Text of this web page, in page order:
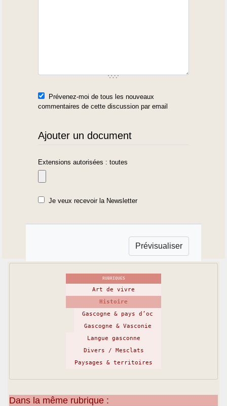
Prévenez-moi de tous les nouveaux
commentaires de cette discussion par email
Ajouter un document
Extensions autorisées : toutes
Je veux recevoir la Newsletter
RUBRIQUES
Art de vivre
Histoire
Gascogne & pays d’oc
Gascogne & Vasconie
Langue gasconne
Divers / Mesclats
Paysages & territoires
Dans la même rubrique :